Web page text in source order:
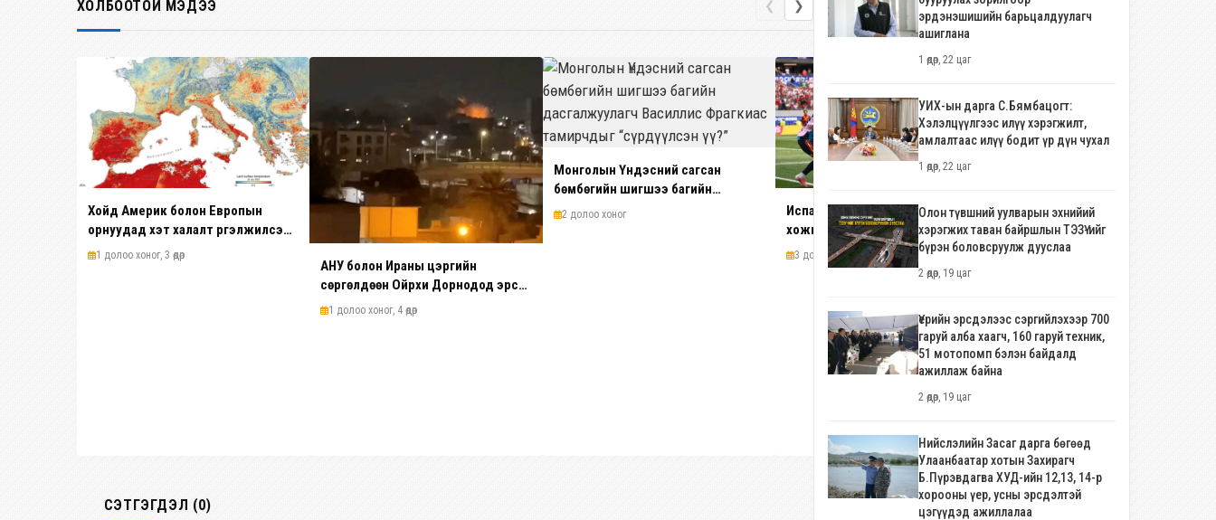
ХОЛБООТОЙ МЭДЭЭ ❮ ❯
Хойд Америк болон Европын
орнуудад хэт халалт үргэлжилсээр
байна
1 долоо хоног, 3 өдөр
АНУ болон Ираны цэргийн
сөргөлдөөн Ойрхи Дорнодод эрс
ширүүсэв
1 долоо хоног, 4 өдөр
Монголын Үндэсний сагсан
бөмбөгийн шигшээ багийн
дасгалжуулагч Василлис
2 долоо хоног
Испани Белгийг 2:1 харьцаатай
хожиж хагас шигшээд үлдлээ.
Хожлын гоолыг нөгөөх л Мерино...
3 долоо хоног, 5 өдөр
Японы баруун өмнөд арлуудад
салхи ойртож, өндөржүүлсэн
СЭТГЭГДЭЛ (0)
эрдэнэшишийн барьцалдуулагч
ашиглана
1 өдөр, 22 цаг
УИХ-ын дарга С.Бямбацогт:
Хэлэлцүүлгээс илүү хэрэгжилт,
амлалтаас илүү бодит үр дүн чухал
1 өдөр, 22 цаг
Олон түвшний уулварын эхнийий
хэрэгжих таван байршлын ТЭЗҮ-ийг
бүрэн боловсруулж дууслаа
2 өдөр, 19 цаг
Үерийн эрсдэлээс сэргийлэхээр 700
гаруй алба хаагч, 160 гаруй техник,
51 мотопомп бэлэн байдалд
ажиллаж байна
2 өдөр, 19 цаг
Нийслэлийн Засаг дарга бөгөөд
Улаанбаатар хотын Захирагч
Б.Пүрэвдагва ХУД-ийн 12,13, 14-р
хорооны үер, усны эрсдэлтэй
цэгүүдэд ажиллалаа